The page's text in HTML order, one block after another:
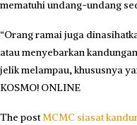
mematuhi undang-undang
“Orang ramai juga
atau menyebarkan
jelik melampau, khususnya
KOSMO! ONLINE
The postMCMC siasat